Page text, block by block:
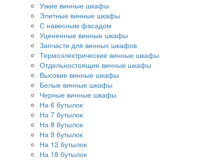
Узкие винные шкафы
Элитные винные шкафы
С навесным фасадом
Уцененные винные шкафы
Запчасти для винных шкафов
Термоэлектрические винные шкафы
Отдельностоящие винные шкафы
Высокие винные шкафы
Белые винные шкафы
Черные винные шкафы
На 6 бутылок
На 7 бутылок
На 8 бутылок
На 9 бутылок
На 12 бутылок
На 18 бутылок